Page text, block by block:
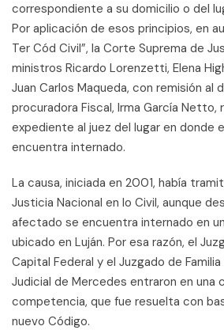
correspondiente a su domicilio o del
Por aplicación de esos principios, en
Ter Cód Civil”, la Corte Suprema de
ministros Ricardo Lorenzetti, Elena
Juan Carlos Maqueda, con remisión al
procuradora Fiscal, Irma García Netto,
expediente al juez del lugar en donde
encuentra internado.
La causa, iniciada en 2001, había
Justicia Nacional en lo Civil, aunque
afectado se encuentra internado en
ubicado en Luján. Por esa razón, el
Capital Federal y el Juzgado de
Judicial de Mercedes entraron en una
competencia, que fue resuelta con
nuevo Código.